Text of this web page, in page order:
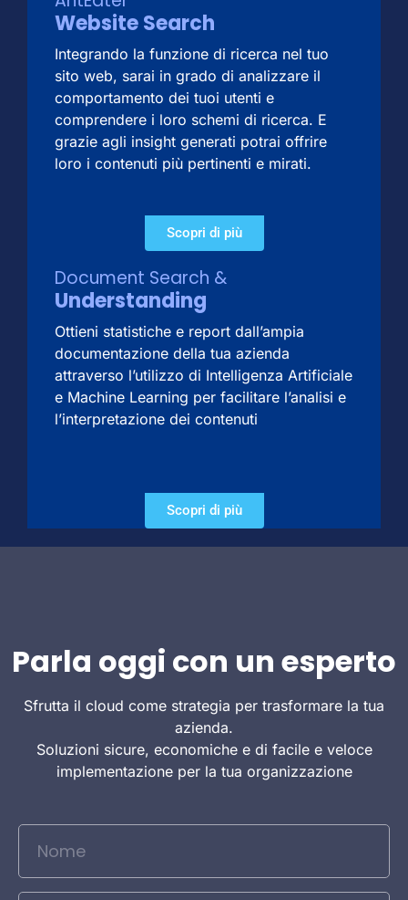
Website Search
Integrando la funzione di ricerca nel tuo
sito web, sarai in grado di analizzare il
comportamento dei tuoi utenti e
comprendere i loro schemi di ricerca. E
grazie agli insight generati potrai offrire
loro i contenuti più pertinenti e mirati.
Scopri di più
Document Search &
Understanding
Ottieni statistiche e report dall’ampia
documentazione della tua azienda
attraverso l’utilizzo di Intelligenza Artificiale
e Machine Learning per facilitare l’analisi e
l’interpretazione dei contenuti
Scopri di più
Parla oggi con un esperto
Sfrutta il cloud come strategia per trasformare la tua
azienda.
Soluzioni sicure, economiche e di facile e veloce
implementazione per la tua organizzazione